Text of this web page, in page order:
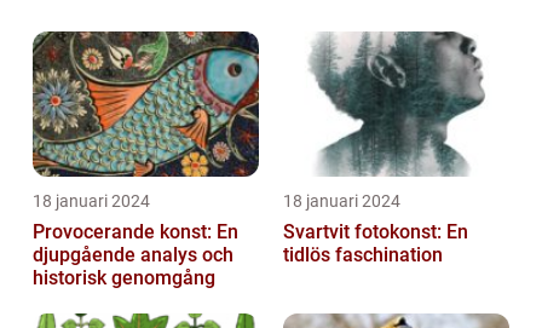
18 januari 2024
Provocerande konst: En
djupgående analys och
historisk genomgång
18 januari 2024
Svartvit fotokonst: En
tidlös faschination